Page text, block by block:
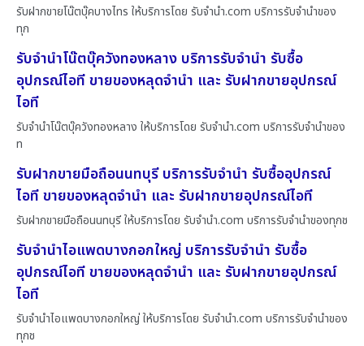
รับฝากขายโน๊ตบุ๊คบางไทร ให้บริการโดย รับจํานํา.com บริการรับจำนำของ
ทุก
รับจำนำโน๊ตบุ๊ควังทองหลาง บริการรับจำนำ รับซื้อ
อุปกรณ์ไอที ขายของหลุดจำนำ และ รับฝากขายอุปกรณ์
ไอที
รับจำนำโน๊ตบุ๊ควังทองหลาง ให้บริการโดย รับจํานํา.com บริการรับจำนำของ
ท
รับฝากขายมือถือนนทบุรี บริการรับจำนำ รับซื้ออุปกรณ์
ไอที ขายของหลุดจำนำ และ รับฝากขายอุปกรณ์ไอที
รับฝากขายมือถือนนทบุรี ให้บริการโดย รับจํานํา.com บริการรับจำนำของทุกช
รับจำนำไอแพดบางกอกใหญ่ บริการรับจำนำ รับซื้อ
อุปกรณ์ไอที ขายของหลุดจำนำ และ รับฝากขายอุปกรณ์
ไอที
รับจำนำไอแพดบางกอกใหญ่ ให้บริการโดย รับจํานํา.com บริการรับจำนำของ
ทุกช